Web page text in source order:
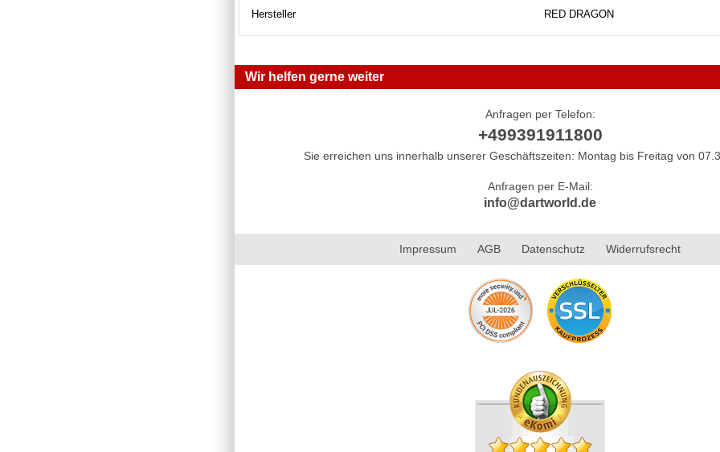
Hersteller
RED DRAGON
Wir helfen gerne weiter
Anfragen per Telefon:
+499391911800
Sie erreichen uns innerhalb unserer Geschäftszeiten: Montag bis Freitag von
Anfragen per E-Mail:
info@dartworld.de
Impressum AGB Datenschutz Widerrufsrecht